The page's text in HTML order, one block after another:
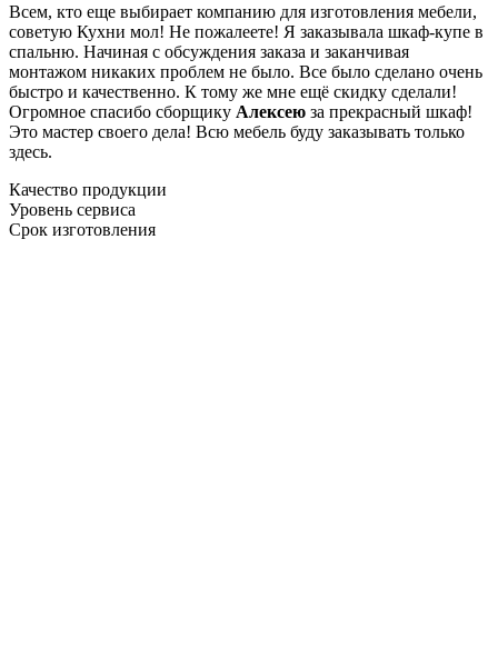
Всем, кто еще выбирает компанию для изготовления мебели,
советую Кухни мол! Не пожалеете! Я заказывала шкаф-купе в
спальню. Начиная с обсуждения заказа и заканчивая
монтажом никаких проблем не было. Все было сделано очень
быстро и качественно. К тому же мне ещё скидку сделали!
Огромное спасибо сборщику Алексею за прекрасный шкаф!
Это мастер своего дела! Всю мебель буду заказывать только
здесь.
Качество продукции
Уровень сервиса
Срок изготовления